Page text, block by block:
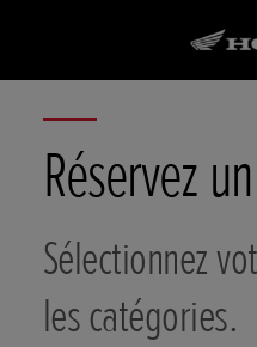
Réservez
Sélectionnez
les catégories.